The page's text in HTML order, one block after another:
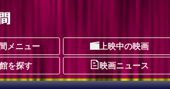
メニュー 上映中の映画
を探す 映画ニュース